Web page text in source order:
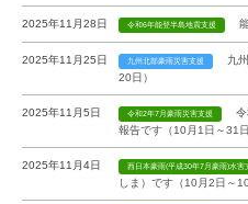
2025年11月28日 令和6年能登半島地震支援
2025年11月25日 九州北部豪雨災害支援
九
20日）
2025年11月5日 令和2年7月豪雨災害支援
報告です（10月1日～31日
2025年11月4日 西日本豪雨(平成30年7月豪雨)水害
しま）です（10月2日～